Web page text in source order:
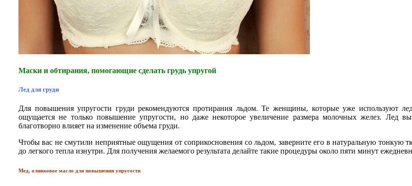
Маски и обтирания, помогающие сделать грудь упругой
Лед для груди
Для повышения упругости груди рекомендуются протирания льдом. Те женщины, которые уже используют
ощущается не только повышение упругости, но даже некоторое увеличение размера молочных желез. Лед
благотворно влияет на изменение объема груди.
Чтобы вас не смутили неприятные ощущения от соприкосновения со льдом, заверните его в натуральную тонкую
до легкого тепла изнутри. Для получения желаемого результата делайте такие процедуры около пяти минут
Мед, оливковое масло для повышения упругости